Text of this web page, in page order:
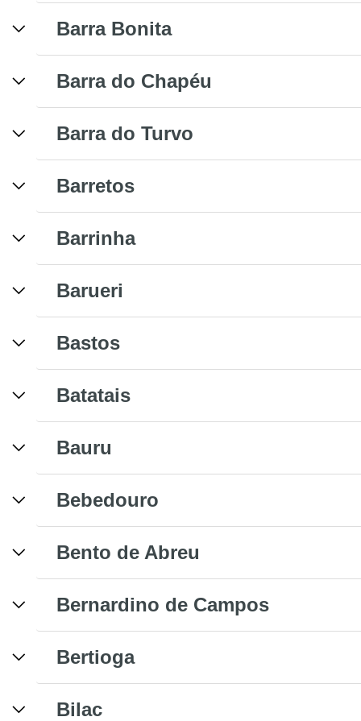
Barra Bonita
Barra do Chapéu
Barra do Turvo
Barretos
Barrinha
Barueri
Bastos
Batatais
Bauru
Bebedouro
Bento de Abreu
Bernardino de Campos
Bertioga
Bilac